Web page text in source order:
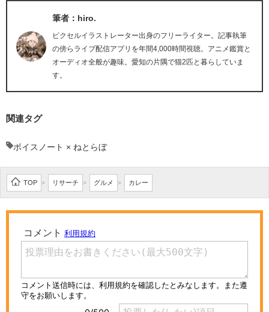
筆者：hiro.
ピクセルイラストレーター出身のフリーライター。記事執筆
の傍らライブ配信アプリを年間4,000時間視聴。アニメ鑑賞と
オーディオ全般が趣味。愛知の片隅で猫2匹と暮らしていま
す。
関連タグ
ボイスノート × ねとらぼ
TOP > リサーチ > グルメ > カレー